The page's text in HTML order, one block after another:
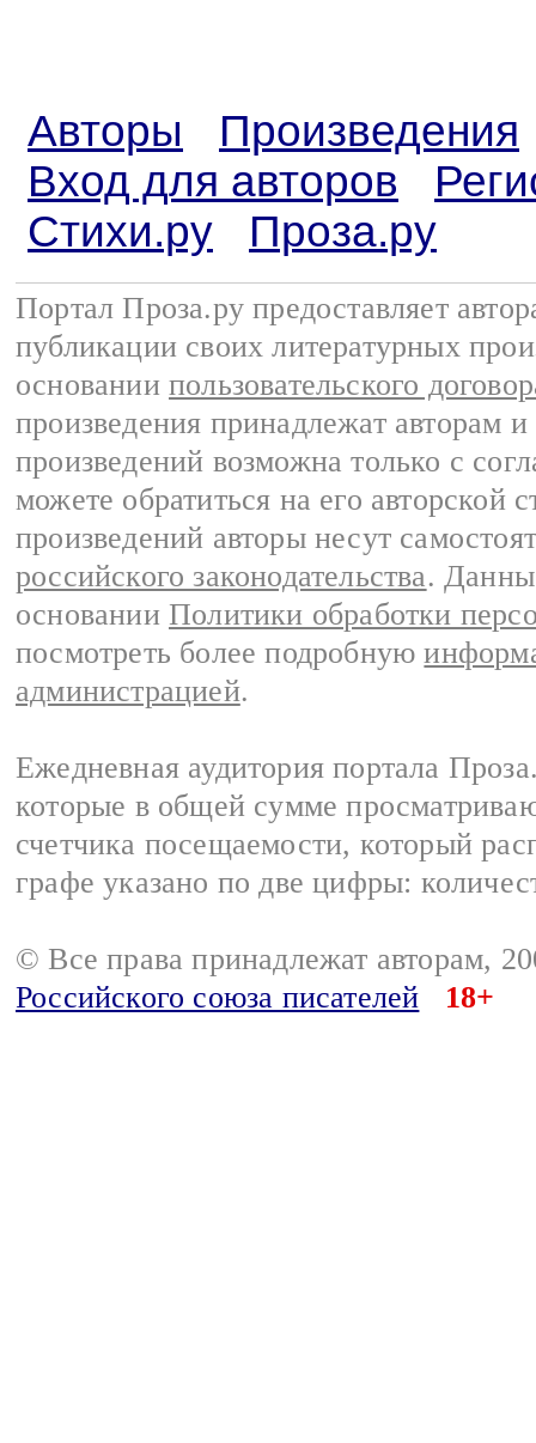
Авторы
Произведения
Вход для авторов
Стихи.ру
Проза.ру
Портал Проза.ру предоставляет
публикации своих литературных
основании пользовательского
произведения принадлежат авторам
произведений возможна только с
можете обратиться на его авторской
произведений авторы несут
российского законодательства.
основании Политики обработки
посмотреть более подробную
администрацией.
Ежедневная аудитория портала
которые в общей сумме
счетчика посещаемости, который
графе указано по две цифры:
© Все права принадлежат авторам,
Российского союза писателей
18+